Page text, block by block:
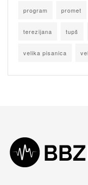
program promet
terezijana tupš
velika pisanica